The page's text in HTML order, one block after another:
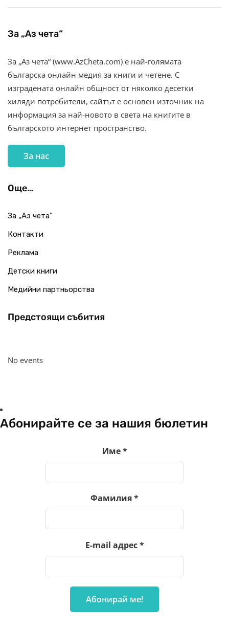
За „Аз чета“
За „Аз чета“ (www.AzCheta.com) е най-голямата
българска онлайн медия за книги и четене. С
изградената онлайн общност от няколко десетки
хиляди потребители, сайтът е основен източник на
информация за най-новото в света на книгите в
българското интернет пространство.
За нас
Още…
За „Аз чета“
Контакти
Реклама
Детски книги
Медийни партньорства
Предстоящи събития
No events
Абонирайте се за нашия бюлетин
Име*
Фамилия*
E-mail адрес*